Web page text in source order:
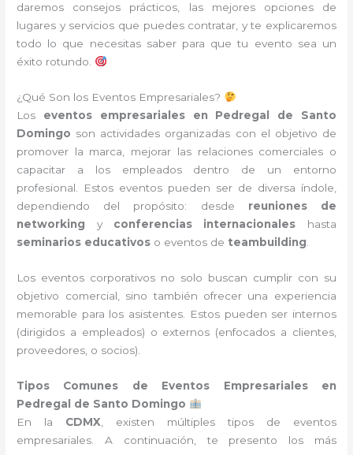
daremos consejos prácticos, las mejores opciones de
lugares y servicios que puedes contratar, y te explicaremos
todo lo que necesitas saber para que tu evento sea un
éxito rotundo.
¿Qué Son los Eventos Empresariales?
Los eventos empresariales en Pedregal de Santo
Domingo son actividades organizadas con el objetivo de
promover la marca, mejorar las relaciones comerciales o
capacitar a los empleados dentro de un entorno
profesional. Estos eventos pueden ser de diversa índole,
dependiendo del propósito: desde reuniones de
networking y conferencias internacionales hasta
seminarios educativos o eventos de teambuilding
Los eventos corporativos no solo buscan cumplir con su
objetivo comercial, sino también ofrecer una experiencia
memorable para los asistentes. Estos pueden ser internos
(dirigidos a empleados) o externos (enfocados a clientes,
proveedores, o socios).
Tipos Comunes de Eventos Empresariales en
Pedregal de Santo Domingo
En la CDMX , existen múltiples tipos de eventos
empresariales. A continuación, te presento los más